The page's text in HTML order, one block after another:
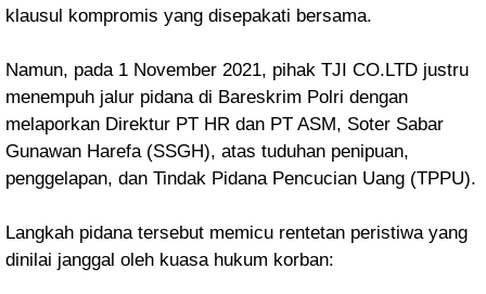
klausul kompromis yang disepakati bersama.
Namun, pada 1 November 2021, pihak TJI CO.LTD justru
menempuh jalur pidana di Bareskrim Polri dengan
melaporkan Direktur PT HR dan PT ASM, Soter Sabar
Gunawan Harefa (SSGH), atas tuduhan penipuan,
penggelapan, dan Tindak Pidana Pencucian Uang (TPPU).
Langkah pidana tersebut memicu rentetan peristiwa yang
dinilai janggal oleh kuasa hukum korban: